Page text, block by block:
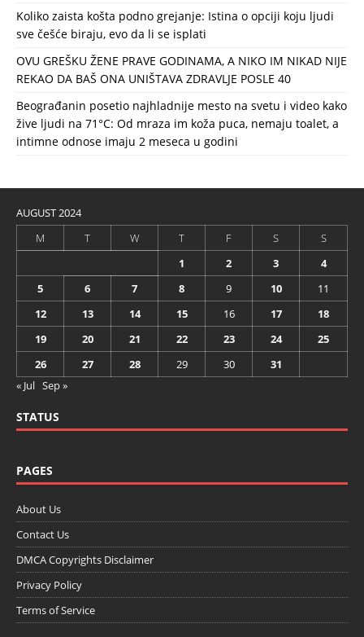
Koliko zaista košta podno grejanje: Istina o opciji koju ljudi
sve češće biraju, evo da li se isplati
OVU GREŠKU ŽENE PRAVE GODINAMA, A NIKO IM NIKAD NIJE
REKAO DA BAŠ ONA UNIŠTAVA ZDRAVLJE POSLE 40
Beograđanin posetio najhladnije mesto na svetu i video kako
žive ljudi na 71°C: Od mraza im koža puca, nemaju toalet, a
intimne odnose imaju 2 meseca u godini
AUGUST 2024
M
T W T F S
S
1
2 3
4
5
6 7 8 9 10
11
12
13 14 15 16 17
18
19
20 21 22 23 24
25
26
27 28 29 30
31
« Jul Sep »
STATUS
PAGES
About Us
Contact Us
DMCA Copyrights Disclaimer
Privacy Policy
Terms of Service